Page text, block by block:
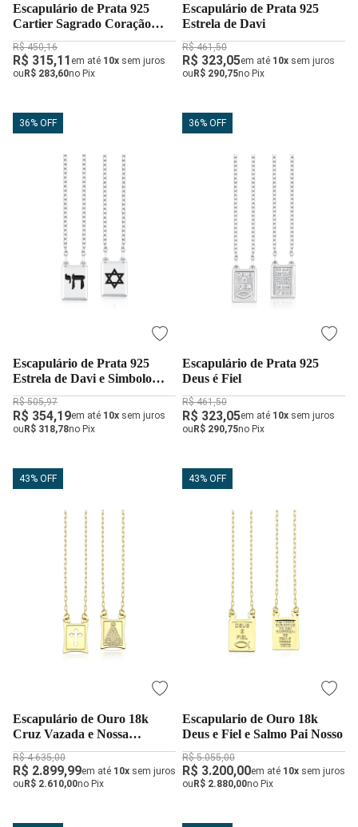
Escapulário de Prata 925
Cartier Sagrado Coração
Jesus e Nossa Senhora
Aparecida
R$ 450,16
R$ 315,11 em até 10x sem juros
ou R$ 283,60no Pix
Escapulário de Prata 925
Estrela de Davi
R$ 461,50
R$ 323,05em até 10x sem juros
ou R$ 290,75no Pix
36% OFF
Escapulário de Prata 925
Estrela de Davi e Simbolo
Chai
R$ 505,97
R$ 354,19em até 10x sem juros
ouR$ 318,78no Pix
36% OFF
Escapulário de Prata 925
Deus é Fiel
R$ 461,50
R$ 323,05em até 10x sem juros
ouR$ 290,75no Pix
43% OFF
Escapulário de Ouro 18k
Cruz Vazada e Nossa
Senhora Aparecida
R$ 4.635,00
R$ 2.899,99em até 10x sem juros
ou R$ 2.610,00no Pix
43% OFF
Escapulario de Ouro 18k
Deus e Fiel e Salmo Pai Nosso
R$ 5.055,00
R$ 3.200,00em até 10x sem juros
ou R$ 2.880,00no Pix